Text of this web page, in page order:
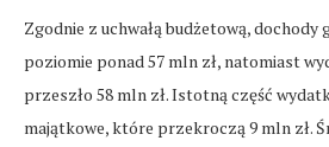
Zgodnie z uchwałą budżetową, dochody
poziomie ponad 57 mln zł, natomiast
przeszło 58 mln zł. Istotną część
majątkowe, które przekroczą 9 mln zł.